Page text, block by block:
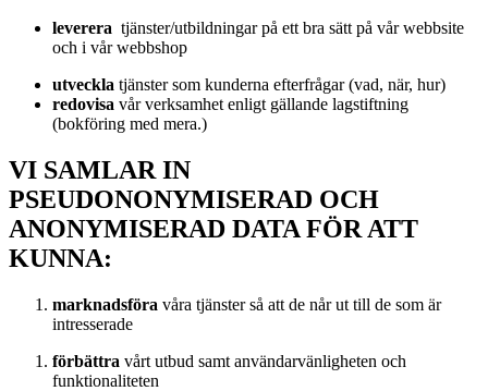
leverera tjänster/utbildningar på ett bra sätt på vår webbsite
och i vår webbshop
utveckla tjänster som kunderna efterfrågar (vad, när, hur)
redovisa vår verksamhet enligt gällande lagstiftning
(bokföring med mera.)
VI SAMLAR IN
PSEUDONONYMISERAD OCH
ANONYMISERAD DATA FÖR ATT
KUNNA:
marknadsföra våra tjänster så att de når ut till de som är
intresserade
förbättra vårt utbud samt användarvänligheten och
funktionaliteten